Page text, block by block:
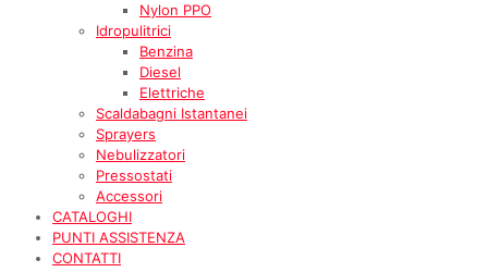
Nylon PPO
Idropulitrici
Benzina
Diesel
Elettriche
Scaldabagni Istantanei
Sprayers
Nebulizzatori
Pressostati
Accessori
CATALOGHI
PUNTI ASSISTENZA
CONTATTI